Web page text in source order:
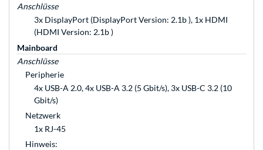
Anschlüsse
3x DisplayPort (DisplayPort Version: 2.1b ), 1x HDMI
(HDMI Version: 2.1b )
Mainboard
Anschlüsse
Peripherie
4x USB-A 2.0, 4x USB-A 3.2 (5 Gbit/s), 3x USB-C 3.2 (10
Gbit/s)
Netzwerk
1x RJ-45
Hinweis: